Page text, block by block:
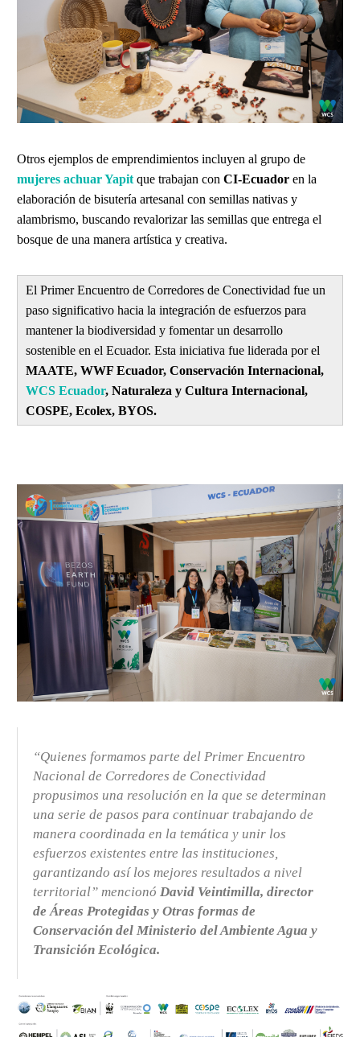
Otros ejemplos de emprendimientos incluyen al grupo de
mujeres achuar Yapit que trabajan con CI-Ecuador en la
elaboración de bisutería artesanal con semillas nativas y
alambrismo, buscando revalorizar las semillas que entrega el
bosque de una manera artística y creativa.
El Primer Encuentro de Corredores de Conectividad fue un
paso significativo hacia la integración de esfuerzos para
mantener la biodiversidad y fomentar un desarrollo
sostenible en el Ecuador. Esta iniciativa fue liderada por el
MAATE, WWF Ecuador, Conservación Internacional,
WCS Ecuador, Naturaleza y Cultura Internacional,
COSPE, Ecolex, BYOS.
“Quienes formamos parte del Primer Encuentro
Nacional de Corredores de Conectividad
propusimos una resolución en la que se determinan
una serie de pasos para continuar trabajando de
manera coordinada en la temática y unir los
esfuerzos existentes entre las instituciones,
garantizando así los mejores resultados a nivel
territorial” mencionó David Veintimilla, director
de Áreas Protegidas y Otras formas de
Conservación del Ministerio del Ambiente Agua y
Transición Ecológica.